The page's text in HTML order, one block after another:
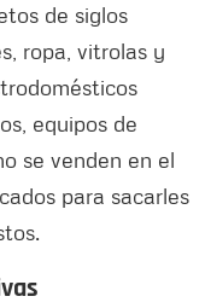
de siglos
ropa, vitrolas y
equipos de
se venden en el
para sacarles